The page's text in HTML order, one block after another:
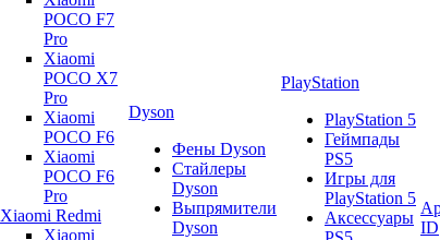
POCO F7
Pro
Xiaomi
POCO X7
Pro
Xiaomi
POCO F6
Xiaomi
POCO F6
Pro
Xiaomi Redmi
Xiaomi
Dyson
Фены Dyson
Стайлеры
Dyson
Выпрямители
Dyson
PlayStation
PlayStation 5
Геймпады
PS5
Игры для
PlayStation 5
Аксессуары
ID